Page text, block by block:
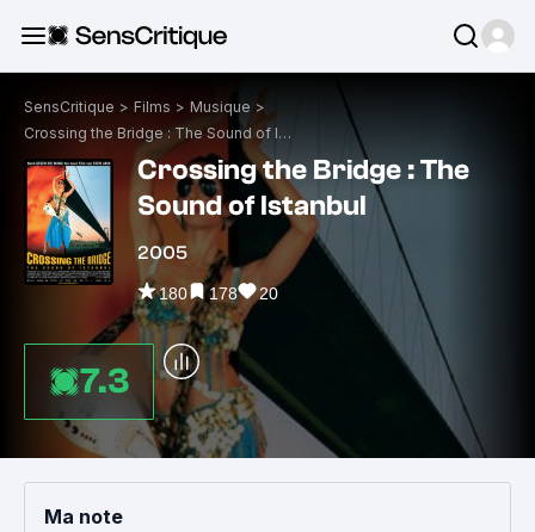
SensCritique > Films > Musique >
Crossing the Bridge : The Sound of Istanbul
Crossing the Bridge : The
Sound of Istanbul
2005
180 178 20
7.3
Ma note